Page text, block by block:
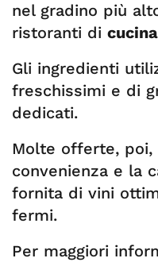
nel gradino più
ristoranti di
Gli ingredienti
freschissimi e di
dedicati.
Molte offerte, poi,
convenienza e la
fornita di vini
fermi.
Per maggiori